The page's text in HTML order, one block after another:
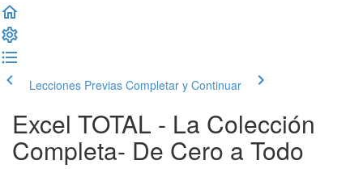
Lecciones Previas Completar y Continuar
Excel TOTAL - La Colección
Completa- De Cero a Todo